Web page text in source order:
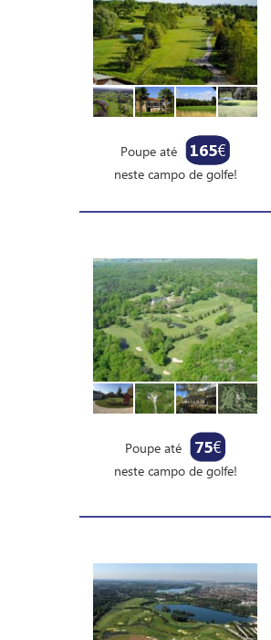
Poupe até 165€
neste campo de golfe!
Poupe até 75€
neste campo de golfe!